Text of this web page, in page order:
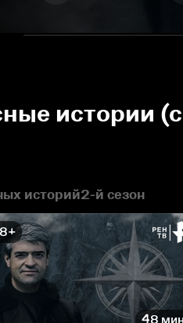
истории
историй2-й сезон
48